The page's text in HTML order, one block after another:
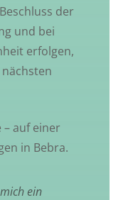
der
und bei
erfolgen,
– auf einer
in Bebra.
ein